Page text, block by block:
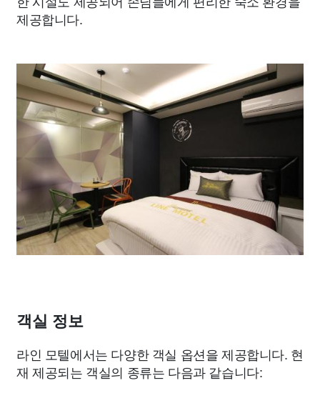
제공합니다.
객실 정보
라인 모텔에서는 다양한 객실 옵션을 제공합니다. 현
재 제공되는 객실의 종류는 다음과 같습니다: